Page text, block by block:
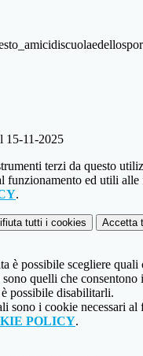
15-11-2025
terzi da questo
funzionamento ed utili
.
tutti i cookies Accetta
è possibile scegliere
quelli che
possibile disabilitarli.
sono i cookie necessari
POLICY.